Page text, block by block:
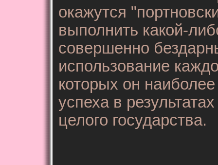
окажутся
выполнить какой-
совершенно
использование
которых он
успеха в
целого государства.